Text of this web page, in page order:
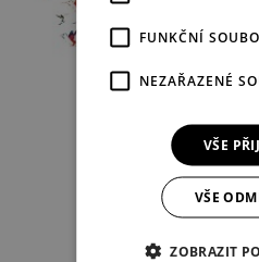
FUNKČNÍ
NEZAŘAZENÉ
VŠE
VŠE
ZOBRAZIT